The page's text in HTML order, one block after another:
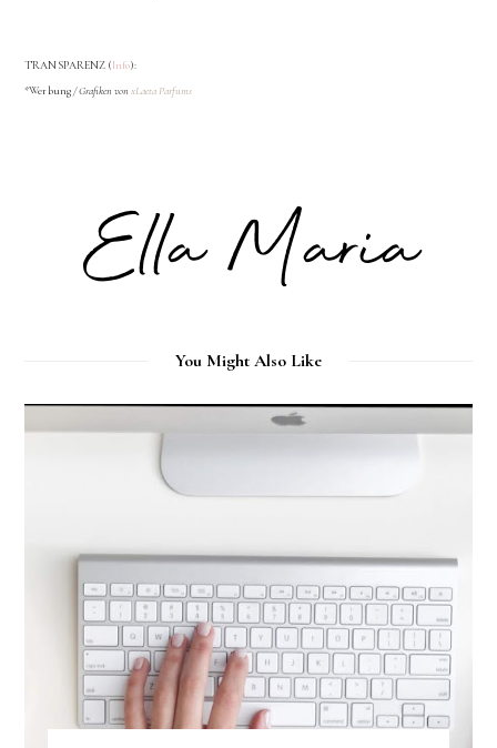
TRANSPARENZ ( Info):
*Werbung/ Grafiken von xLaeta Parfums
You Might Also Like